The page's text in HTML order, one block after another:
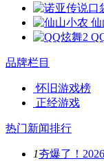
仙
品牌栏目
怀旧游戏榜
正经游戏
热门新闻排行
1夯爆了！